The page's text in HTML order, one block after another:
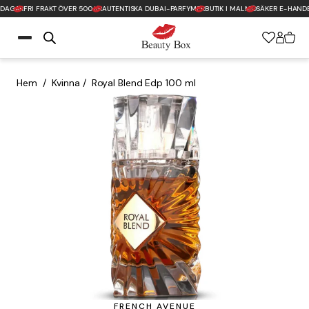
FRI FRAKT ÖVER 500 KRAUTENTISKA DUBAI-PARFYMERBUTIK I MALMÖSÄKER E-
Tillbaka till startsidan
Hem / Kvinna / Royal Blend Edp 100 ml
FRENCH AVENUE